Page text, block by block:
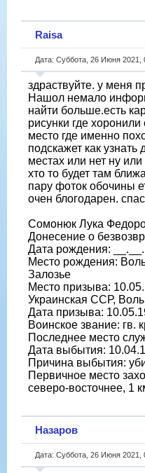
Raisa
Дата: Суббота, 26 Июня
здраствуйте. у меня
Нашол немало
найти больше.есть
рисунки где
место где именно
подскажет как
местах или нет ну
хто то будет там
пару фоток обочины
очен блогодарен.
Сомонюк Лука
Донесение о
Дата рождения:
Место рождения:
Залозье
Место призыва:
Украинская ССР,
Дата призыва:
Воинское звание: гв.
Последнее место
Дата выбытия:
Причина выбытия:
Первичное место
северо-восточнее, 1
Назаров
Дата: Суббота, 26 Июня